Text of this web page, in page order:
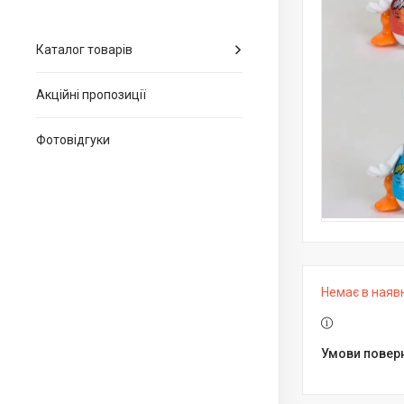
Каталог товарів
Акційні пропозиції
Фотовідгуки
Немає в